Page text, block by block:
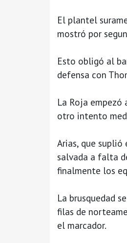
El plantel
mostró por
Esto obligó al
defensa con
La Roja empezó
otro intento
Arias, que
salvada a falta
finalmente los
La brusquedad
filas de
el marcador.